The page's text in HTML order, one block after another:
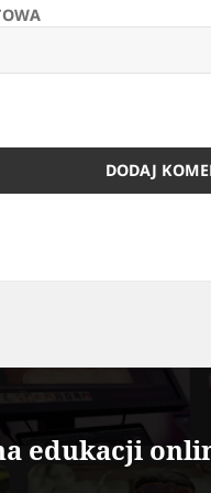
edukacji